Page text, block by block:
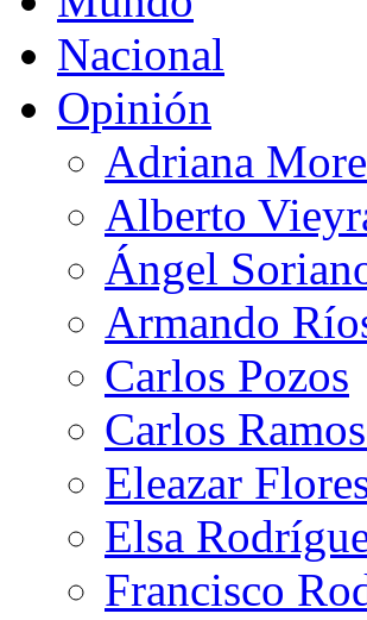
Nacional
Opinión
Adriana
Alberto
Ángel
Armando
Carlos Pozos
Carlos
Eleazar
Elsa
Francisco